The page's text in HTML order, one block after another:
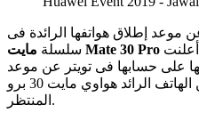
موعد إطلاق هواتفها الرائدة فى
سلسلة مايت Mate 30 Pro
على حسابها فى تويتر عن موعد
الإطلاق الرسمي والإعلان عن الهاتف الرائد هواوي مايت 30 برو
المنتظر.